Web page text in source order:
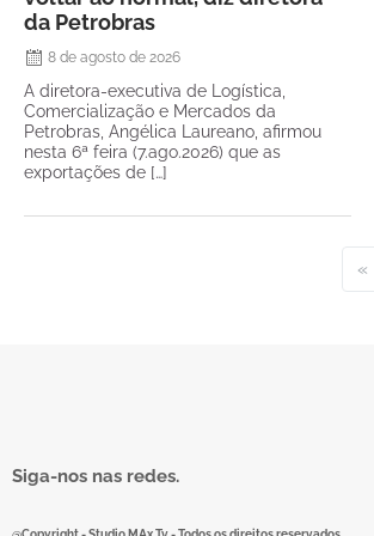
da Petrobras
8 de agosto de 2026
A diretora-executiva de Logística,
Comercialização e Mercados da
Petrobras, Angélica Laureano, afirmou
nesta 6ª feira (7.ago.2026) que as
exportações de […]
«
Siga-nos nas redes.